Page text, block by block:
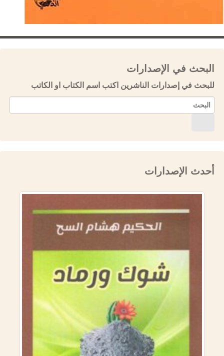
البحث في الإصدارات
للبحث في إصدارات الناشرين اكتب اسم الكتاب او الكاتب
أحدث الإصدارات